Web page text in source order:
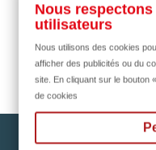
Nous
utilisateurs
Nous utilisons des cookies
afficher des publicités ou du
site. En cliquant sur le bouton
de cookies